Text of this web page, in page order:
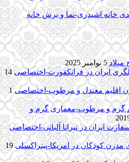
کدی خانه اشیدری-نما و برش خانه
میلاد 5 نوامبر 2025
ایران در فرانکفورت-اختصاصی 14
اقلیم معتدل و مرطوب-اختصاصی 1
گرم و مرطوب-معماری گرم و
ایران در تیرانا آلبانی-اختصاصی
مدرن کودکان در امریکا-پیتراکسلی 19